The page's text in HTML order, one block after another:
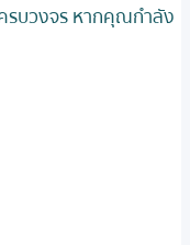
รบวงจร หากคุณกำลัง